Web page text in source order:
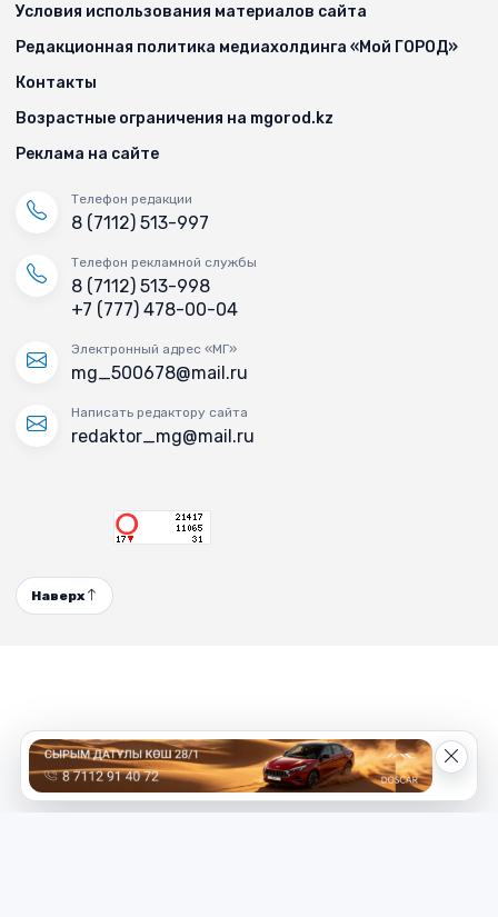
Условия использования материалов сайта
Редакционная политика медиахолдинга «Мой ГОРОД»
Контакты
Возрастные ограничения на mgorod.kz
Реклама на сайте
Телефон редакции
8 (7112) 513-997
Телефон рекламной службы
8 (7112) 513-998
+7 (777) 478-00-04
Электронный адрес «МГ»
mg_500678@mail.ru
Написать редактору сайта
redaktor_mg@mail.ru
Наверх